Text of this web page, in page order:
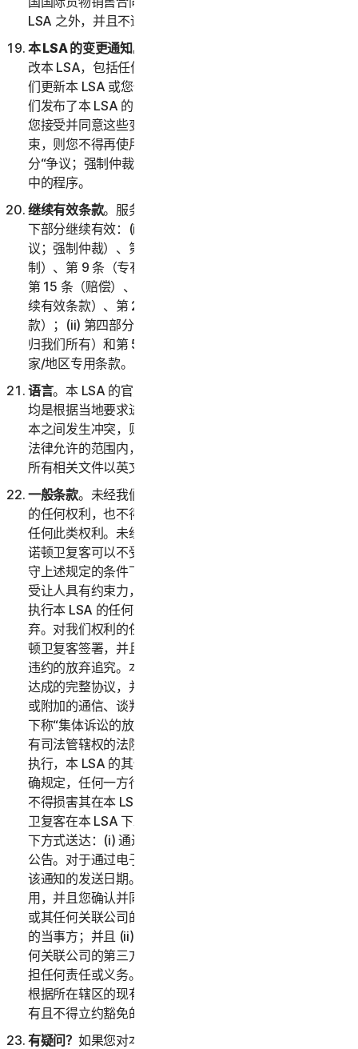
LSA 之外，并且不适用于本 LSA。
本 LSA 的变更通知。我们可能会经自行决定不时更新或修
改本 LSA，包括任何提述的政策和其他文件。请务必在我
们更新本 LSA 或您使用服务时查看本 LSA。如果您在我
们发布了本 LSA 的更新版本之后继续使用服务，则表示
您接受并同意这些变更。如果您不同意受这些变更的约
束，则您不得再使用服务。唯一例外情况是关于对第 2 部
分“争议；强制仲裁”的变更，对此您已经遵守第 2(i) 部分
中的程序。
继续有效条款。服务或您的帐户终止、中止或取消后，以
下部分继续有效：(i) 第二部分 – 一般条款的第 2 条（争
议；强制仲裁）、第 6 条（免责声明）、第 7 条（责任限
制）、第 9 条（专有权利）、第 11 条（反馈和评价）、
第 15 条（赔偿）、第 18 条（管辖法律）、第 20 条（继
续有效条款）、第 21 条（语言）和第 22 条（一般条
款）；(ii) 第四部分 – 软件授权许可条款的第 1 条（软件
归我们所有）和第 5 条（终止）；以及 (iii) 第五部分 – 国
家/地区专用条款。
语言。本 LSA 的官方语言是英语。对本协议的任何翻译
均是根据当地要求进行的，如果英语版本与任何非英语版
本之间发生冲突，则以本 LSA 的英语版本为准。在适用
法律允许的范围内，如有争议，双方确认已要求本协议和
所有相关文件以英文撰写。
一般条款。未经我们事先书面许可，您不得转让本协议下
的任何权利，也不得通过法律或其他方式全部或部分转让
任何此类权利。未经此类许可，任何声称转让均属无效。
诺顿卫复客可以不受限制地自由转让或让与本 LSA。在遵
守上述规定的条件下，本 LSA 对双方及其各自继受者和
受让人具有约束力，并且以其为受益人。诺顿卫复客未能
执行本 LSA 的任何条款并不表示对此类条款或权利的放
弃。对我们权利的任何放弃必须采用书面形式，并且经诺
顿卫复客签署，并且任何此类放弃均不得视为对未来任何
违约的放弃追究。本 LSA 构成了双方之间就其标的事项
达成的完整协议，并且取代了与之相关的所有先前或同期
或附加的通信、谈判或协议。除本 LSA 第 2(h) 部分（以
下称“集体诉讼的放弃”）中的任何条款外，如果仲裁员或
有司法管辖权的法院判定本 LSA 的任何部分无效或无法
执行，本 LSA 的其他部分的内容仍适用。除非本 LSA 明
确规定，任何一方行使其在本 LSA 下的任何补救措施均
不得损害其在本 LSA 或其他方面的其他补救措施。诺顿
卫复客在本 LSA 下发出的任何通知或其他通信将通过以
下方式送达：(i) 通过电子邮件；或 (ii) 通过在服务中发布
公告。对于通过电子邮件发出的通知，收到日期将被视为
该通知的发送日期。本 LSA 仅在您和诺顿卫复客之间适
用，并且您确认并同意：(i) 任何第三方，包括诺顿卫复客
或其任何关联公司的第三方渠道合作伙伴，均不是本 LSA
的当事方；并且 (ii) 没有第三方，包括诺顿卫复客或其任
何关联公司的第三方渠道合作伙伴，在本 LSA 下对您承
担任何责任或义务。本 LSA 中的任何内容均不会削弱您
根据所在辖区的现有消费者保护法或其他适用法律而应享
有且不得立约豁免的任何权利。
有疑问？ 如果您对本 LSA 或服务有疑问，请访问